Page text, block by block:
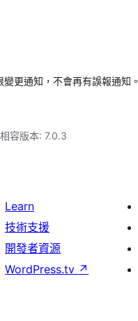
更通知，不會再有誤報通知。
容版本: 7.0.3
Learn
技術支援
開發者資源
WordPress.tv ↗